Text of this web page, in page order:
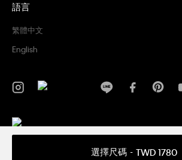
選擇尺碼 TWD 1780
語言
繁體中文
English
條款及細則